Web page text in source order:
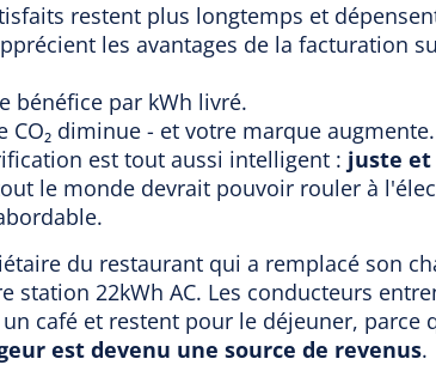
restent plus longtemps et
les avantages de la facturation
bénéfice par kWh livré.
CO₂ diminue - et votre marque augmente.
est tout aussi intelligent : juste et
le monde devrait pouvoir rouler à
du restaurant qui a remplacé son
station 22kWh AC. Les conducteurs
café et restent pour le déjeuner, parce
est devenu une source de revenus.